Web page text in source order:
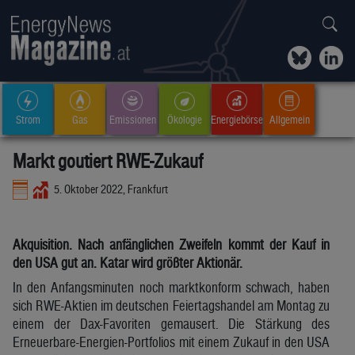
Strom Gas Emissionen Ökologie Energiebörse Allgemein
Markt goutiert RWE-Zukauf
5. Oktober 2022, Frankfurt
Akquisition. Nach anfänglichen Zweifeln kommt der Kauf in
den USA gut an. Katar wird größter Aktionär.
In den Anfangsminuten noch marktkonform schwach, haben
sich RWE-Aktien im deutschen Feiertagshandel am Montag zu
einem der Dax-Favoriten gemausert. Die Stärkung des
Erneuerbare-Energien-Portfolios mit einem Zukauf in den USA